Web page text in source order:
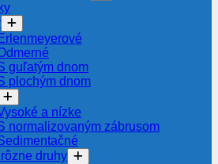
Erlenmeyerové
guľatým dnom
plochým dnom
a nízke
normalizovaným zábrusom
druhy